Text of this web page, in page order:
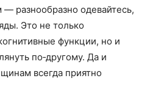
разнообразно одевайтесь,
Это не только
функции, но и
по‑другому. Да и
всегда приятно